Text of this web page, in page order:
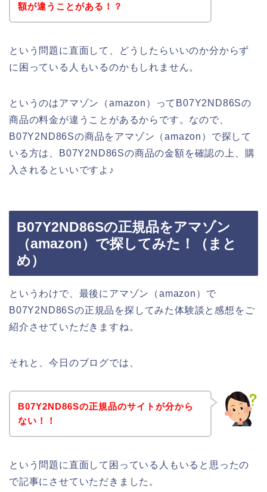
額が違うことがある！？
という問題に直面して、どうしたらいいのか分からず
に困っている人もいるのかもしれません。
というのはアマゾン（amazon）ってB07Y2ND86Sの
商品の料金が違うことがあるからです。なので、
B07Y2ND86Sの商品をアマゾン（amazon）で探して
いる方は、B07Y2ND86Sの商品の金額を確認の上、購
入されるといいですよ♪
B07Y2ND86Sの正規品をアマゾン
（amazon）で探してみた！（まと
め）
というわけで、最後にアマゾン（amazon）で
B07Y2ND86Sの正規品を探してみた体験談と感想をご
紹介させていただきますね。
それと、今日のブログでは、
B07Y2ND86Sの正規品のサイトが分から
ない！！
という問題に直面して困っている人もいると思ったの
で記事にさせていただきました。